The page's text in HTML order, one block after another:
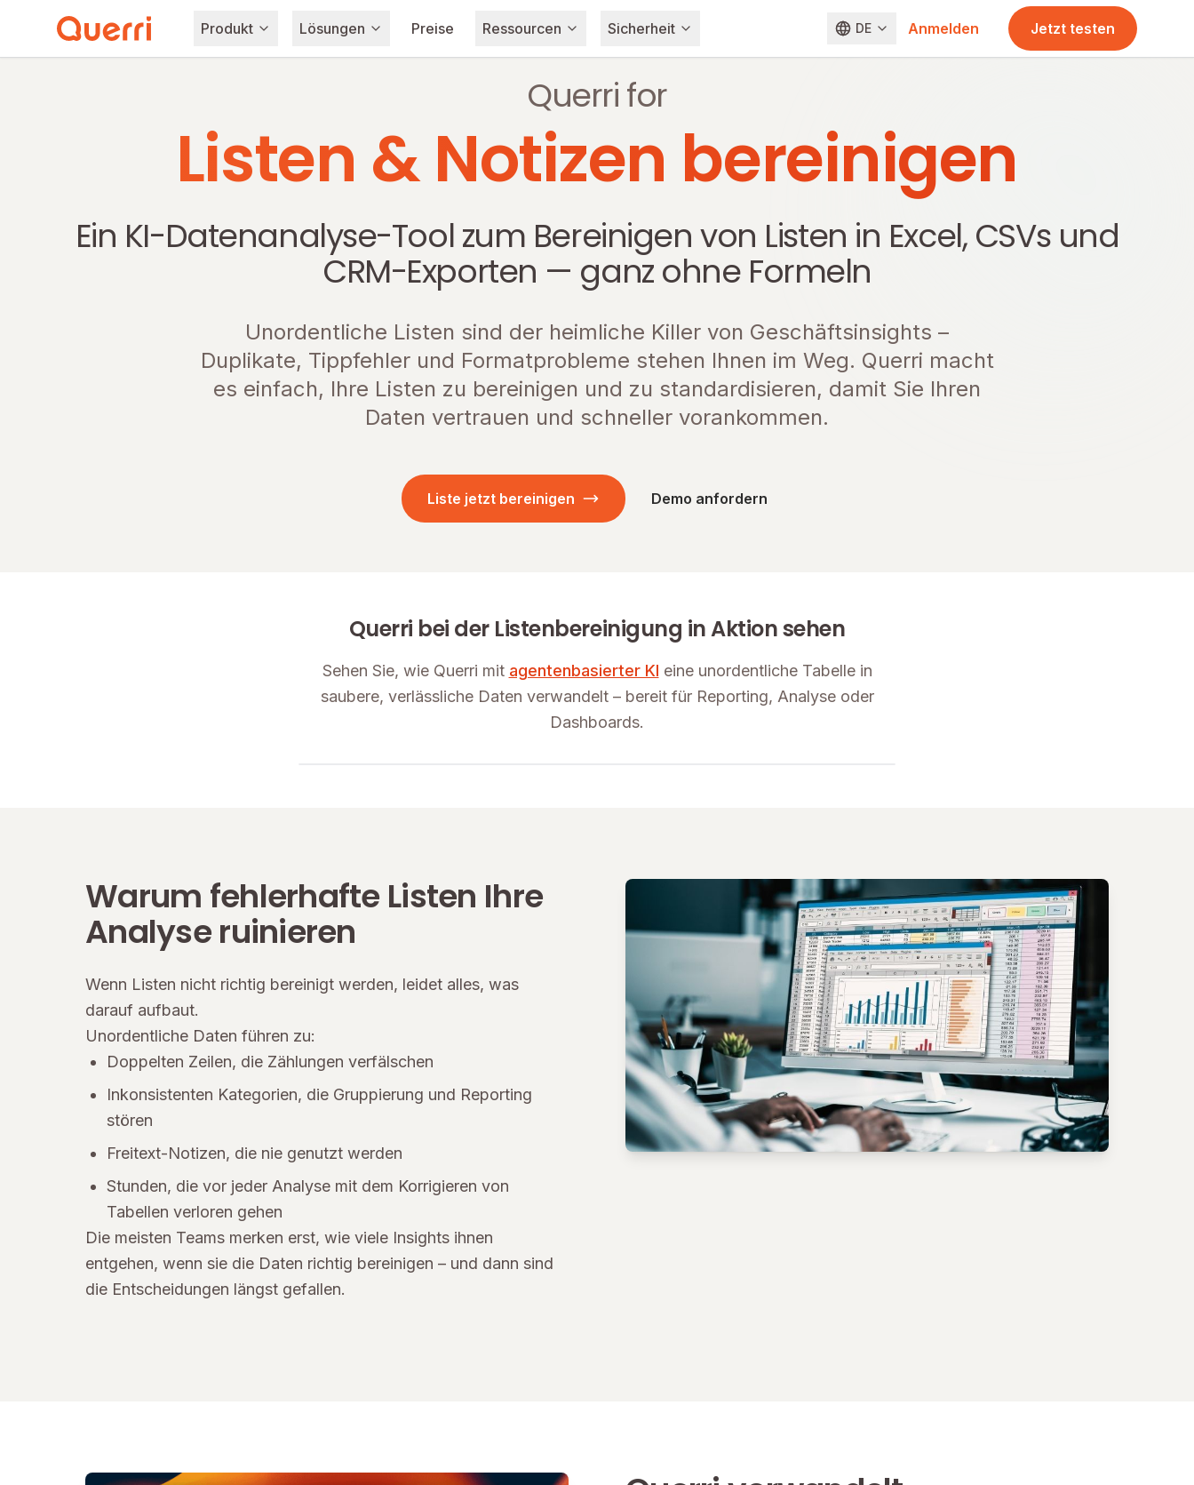
Produkt Lösungen Preise Ressourcen Sicherheit DE Anmelden Jetzt testen
Querri for
Listen & Notizen bereinigen
Ein KI-Datenanalyse-Tool zum Bereinigen von Listen in Excel, CSVs und
CRM-Exporten — ganz ohne Formeln
Unordentliche Listen sind der heimliche Killer von Geschäftsinsights –
Duplikate, Tippfehler und Formatprobleme stehen Ihnen im Weg. Querri macht
es einfach, Ihre Listen zu bereinigen und zu standardisieren, damit Sie Ihren
Daten vertrauen und schneller vorankommen.
Liste jetzt bereinigen Demo anfordern
Querri bei der Listenbereinigung in Aktion sehen
Sehen Sie, wie Querri mit agentenbasierter KI eine unordentliche Tabelle in
saubere, verlässliche Daten verwandelt – bereit für Reporting, Analyse oder
Dashboards.
Warum fehlerhafte Listen Ihre
Analyse ruinieren
Wenn Listen nicht richtig bereinigt werden, leidet alles, was
darauf aufbaut.
Unordentliche Daten führen zu:
Doppelten Zeilen, die Zählungen verfälschen
Inkonsistenten Kategorien, die Gruppierung und Reporting
stören
Freitext-Notizen, die nie genutzt werden
Stunden, die vor jeder Analyse mit dem Korrigieren von
Tabellen verloren gehen
Die meisten Teams merken erst, wie viele Insights ihnen
entgehen, wenn sie die Daten richtig bereinigen – und dann sind
die Entscheidungen längst gefallen.